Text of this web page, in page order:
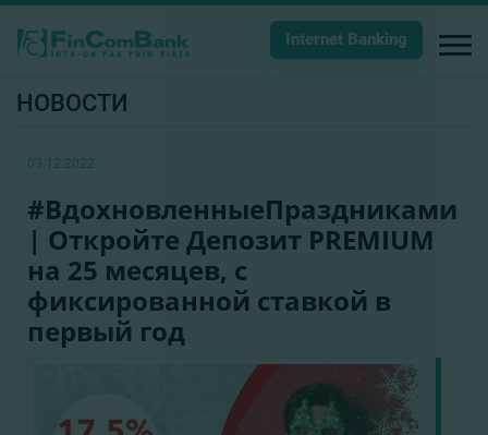
Internet Banking
НОВОСТИ
03.12.2022
#ВдохновленныeПраздниками
| Откройте Депозит PREMIUM
на 25 месяцев, с
фиксированной ставкой в
первый год